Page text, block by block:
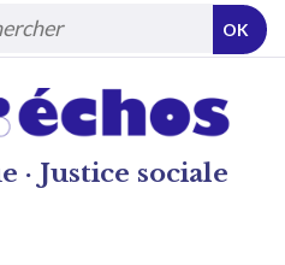
· Justice sociale
OK